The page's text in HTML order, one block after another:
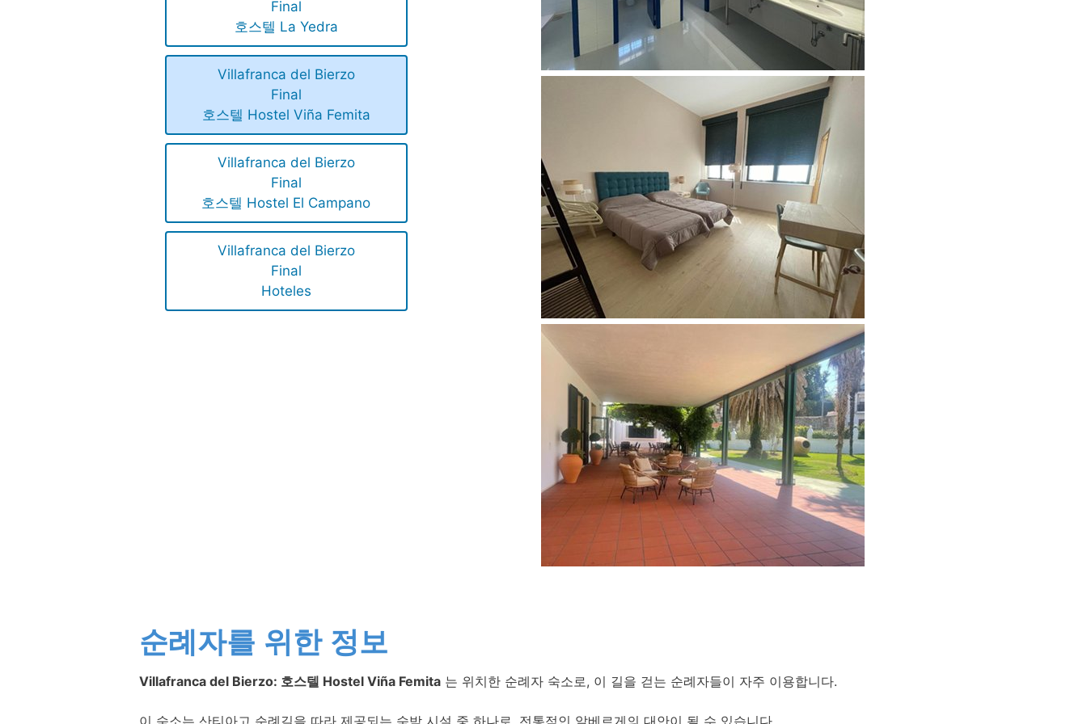
Final
호스텔 La Yedra
Villafranca del Bierzo
Final
호스텔 Hostel Viña Femita
Villafranca del Bierzo
Final
호스텔 Hostel El Campano
Villafranca del Bierzo
Final
Hoteles
순례자를 위한 정보
Villafranca del Bierzo: 호스텔 Hostel Viña Femita 는 위치한 순례자 숙소로, 이 길을 걷는 순례자들이 자주 이용합니다.